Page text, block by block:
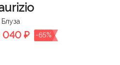
Блуза
040 ₽ -65%